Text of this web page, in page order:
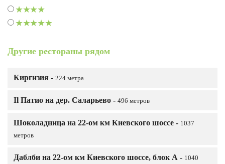
Другие рестораны рядом
Киргизия - 224 метра
Il Патио на дер. Саларьево - 496 метров
Шоколадница на 22-ом км Киевского шоссе - 1037
метров
Даблби на 22-ом км Киевского шоссе, блок А - 1040